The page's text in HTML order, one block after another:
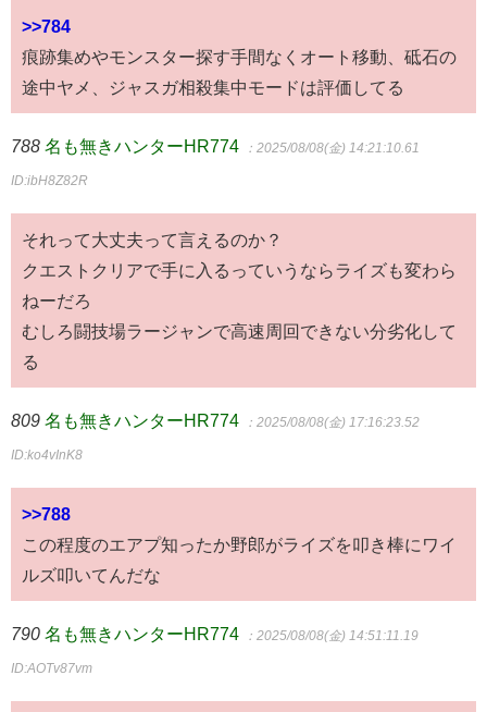
>>784
痕跡集めやモンスター探す手間なくオート移動、砥石の
途中ヤメ、ジャスガ相殺集中モードは評価してる
788 名も無きハンターHR774 ：2025/08/08(金) 14:21:10.61
ID:ibH8Z82R
それって大丈夫って言えるのか？
クエストクリアで手に入るっていうならライズも変わら
ねーだろ
むしろ闘技場ラージャンで高速周回できない分劣化して
る
809 名も無きハンターHR774 ：2025/08/08(金) 17:16:23.52
ID:ko4vInK8
>>788
この程度のエアプ知ったか野郎がライズを叩き棒にワイ
ルズ叩いてんだな
790 名も無きハンターHR774 ：2025/08/08(金) 14:51:11.19
ID:AOTv87vm